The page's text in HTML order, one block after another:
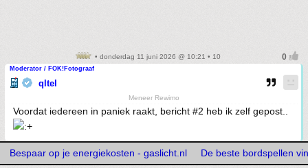
• donderdag 11 juni 2026 @ 10:21 • 10
Moderator / FOK!Fotograaf
qltel
Meneer Rewimo
Voordat iedereen in paniek raakt, bericht #2 heb ik zelf gepost..
Bespaar op je energiekosten - gaslicht.nl De beste bordspellen